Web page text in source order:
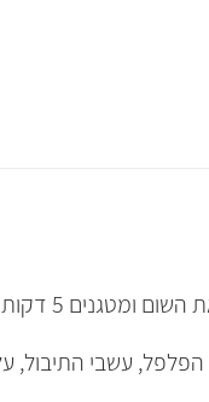
עשבי התיבול,